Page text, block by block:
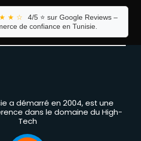
★ ☆
4/5 ⭐ sur Google Reviews –
de confiance en Tunisie.
a démarré en 2004, est une
dans le domaine du High-
Tech